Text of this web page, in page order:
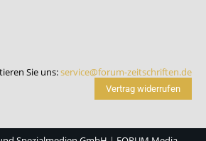
Sie uns:service@forum-zeitschriften.de
Vertrag widerrufen